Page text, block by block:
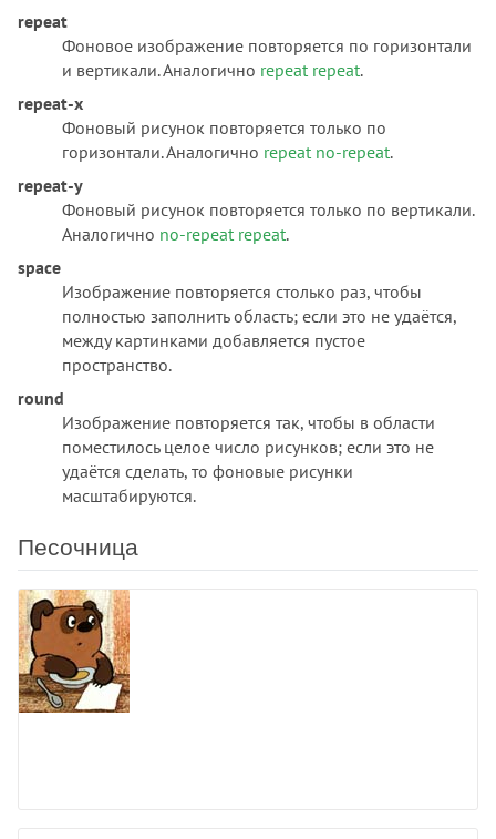
repeat
Фоновое изображение повторяется по горизонтали
и вертикали. Аналогично repeat repeat.
repeat-x
Фоновый рисунок повторяется только по
горизонтали. Аналогично repeat no-repeat.
repeat-y
Фоновый рисунок повторяется только по вертикали.
Аналогично no-repeat repeat.
space
Изображение повторяется столько раз, чтобы
полностью заполнить область; если это не удаётся,
между картинками добавляется пустое
пространство.
round
Изображение повторяется так, чтобы в области
поместилось целое число рисунков; если это не
удаётся сделать, то фоновые рисунки
масштабируются.
Песочница